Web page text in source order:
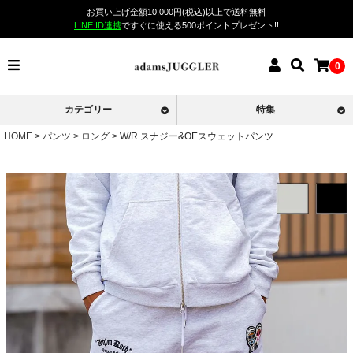
お買い上げ金額10,000円(税込)以上で送料無料
LINE ID連携ですぐに使える500ポイントプレゼント!!
0
カテゴリー 特集
HOME パンツ ロング W/R スナジー&OEスウェットパンツ